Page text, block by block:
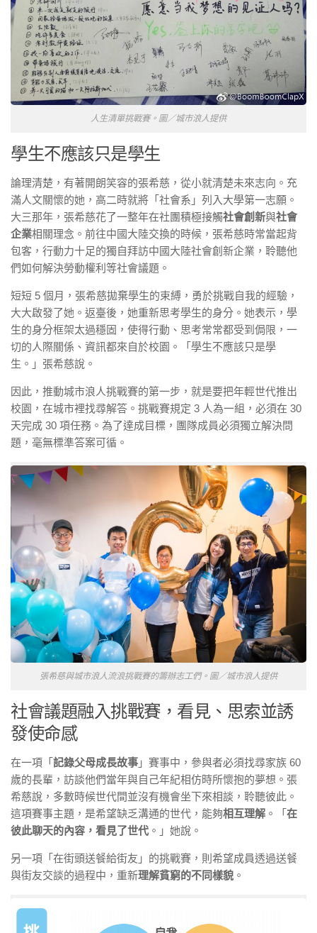
人生清單挑戰賽。圖／城市浪人提供
學生不應該只是學生
論理清楚，有著開朗笑容的張希慈，從小就清楚未來志向。充
滿人文關懷的她，高二時就將「社會系」列入大學第一志願。
大三那年，張希慈花了一整年在社團積極接觸社會創新與社會
企業相關理念。前往中國大陸交換的時候，張希慈時常當起背
包客，行動力十足的獨自拜訪中國大陸社會創新企業，聆聽他
們如何解決勞動權利等社會議題。
短短 5 個月，張希慈拋棄學生的束縛，勇於挑戰自我的經驗，
大大啟發了她。返臺後，她重新思考學生的身分。她表示，學
生的身分框架太過穩固，使得行動、思考常常都受到侷限，一
切的人際關係、資訊都來自於校園。「學生不應該只是學
生。」張希慈說。
因此，推動城市浪人挑戰賽的第一步，就是要把年輕世代推出
校園，在城市裡找尋解答。挑戰賽規定 3 人為一組，必須在 30
天完成 30 項任務。為了達成目標，團隊成員必須獨立解決問
題，毫無標準答案可循。
張希慈與城市浪人流浪挑戰賽的籌辦志工們。圖／城市浪人提供
社會議題融入挑戰賽，看見、思索並誘
發使命感
在一項「 記錄父母成長故事 」賽事中，參與者必須找尋家族 60
歲的長輩，訪談他們當年與自己年紀相仿時所懷抱的夢想。張
希慈說，多數時候世代間並沒有機會坐下來相談，聆聽彼此。
這項賽事主題，是希望缺乏溝通的世代，能夠相互理解 。「 在
彼此聊天的內容，看見了世代。」她說。
另一項「在街頭送餐給街友」的挑戰賽，則希望成員透過送餐
與街友交談的過程中，重新理解貧窮的不同樣貌 。